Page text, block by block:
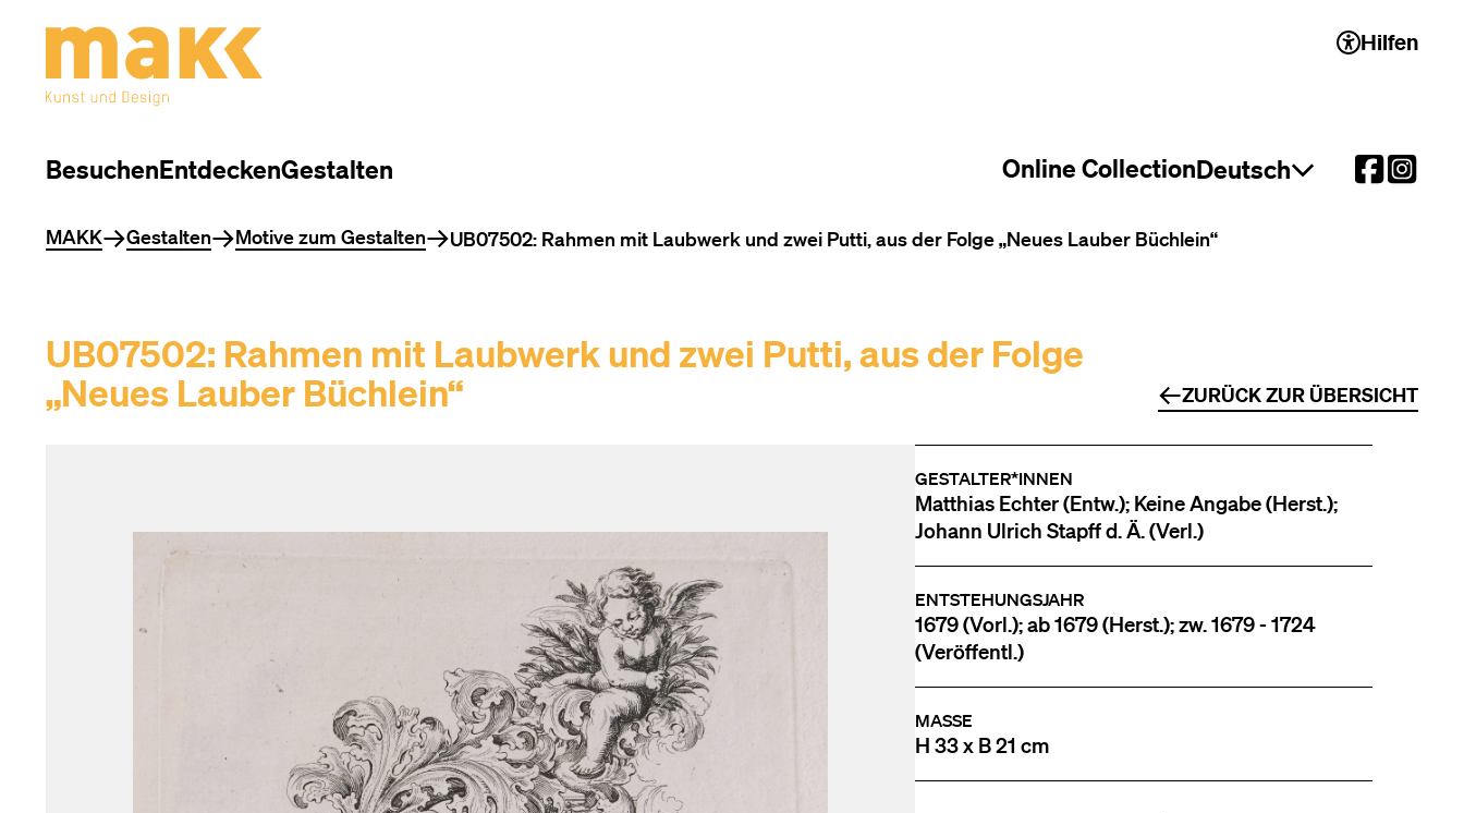
Hilfen
BesuchenEntdeckenGestalten Online CollectionSprachauswahl öffnen
Deutsch
Sie befinden sich hier
MAKK Gestalten Motive zum Gestalten UB07502: Rahmen mit Laubwerk und zwei Putti, aus der Folge „Neues Lauber Büchlein“
UB07502: Rahmen mit Laubwerk und zwei Putti, aus der Folge
„Neues Lauber Büchlein“
ZURÜCK ZUR ÜBERSICHT
GESTALTER*INNEN
Matthias Echter (Entw.); Keine Angabe (Herst.);
Johann Ulrich Stapff d. Ä. (Verl.)
ENTSTEHUNGSJAHR
1679 (Vorl.); ab 1679 (Herst.); zw. 1679 - 1724
(Veröffentl.)
MASSE
H 33 x B 21 cm